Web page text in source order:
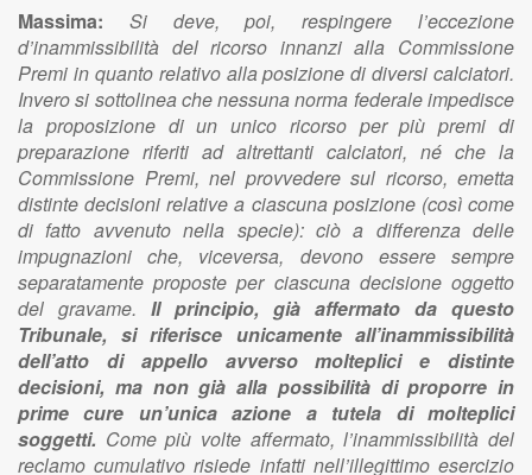
Massima: Si deve, poi, respingere l’eccezione
d’inammissibilità del ricorso innanzi alla Commissione
Premi in quanto relativo alla posizione di diversi calciatori.
Invero si sottolinea che nessuna norma federale impedisce
la proposizione di un unico ricorso per più premi di
preparazione riferiti ad altrettanti calciatori, né che la
Commissione Premi, nel provvedere sul ricorso, emetta
distinte decisioni relative a ciascuna posizione (così come
di fatto avvenuto nella specie): ciò a differenza delle
impugnazioni che, viceversa, devono essere sempre
separatamente proposte per ciascuna decisione oggetto
del gravame. Il principio, già affermato da questo
Tribunale, si riferisce unicamente all’inammissibilità
dell’atto di appello avverso molteplici e distinte
decisioni, ma non già alla possibilità di proporre in
prime cure un’unica azione a tutela di molteplici
soggetti. Come più volte affermato, l’inammissibilità del
reclamo cumulativo risiede infatti nell’illegittimo esercizio